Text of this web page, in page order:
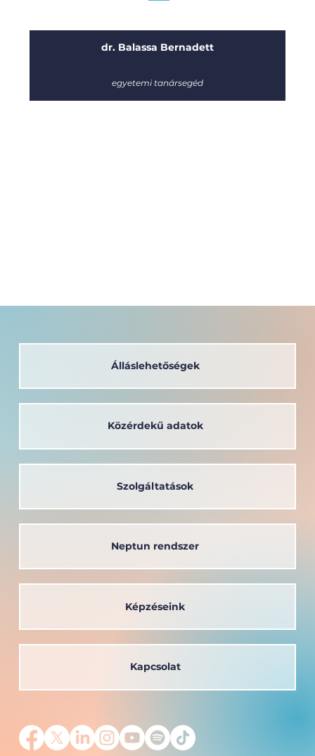
dr. Balassa Bernadett
egyetemi tanársegéd
Álláslehetőségek
Neptun rendszer
Szolgáltatások
Kapcsolat
Közérdekű adatok
Képzéseink